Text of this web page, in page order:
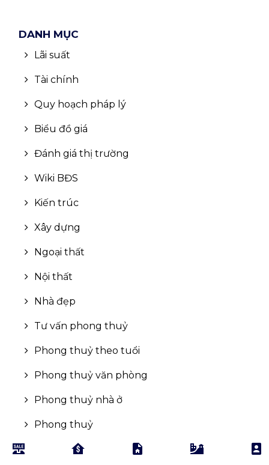
đầu thì bạn hãy cùng Homeseek đi tìm ...
DANH MỤC
Lãi suất
Tài chính
Quy hoạch pháp lý
Biểu đồ giá
Đánh giá thị trường
Wiki BĐS
Kiến trúc
Xây dựng
Ngoại thất
Nội thất
Nhà đẹp
Tư vấn phong thuỷ
Phong thuỷ theo tuổi
Phong thuỷ văn phòng
Phong thuỷ nhà ở
Phong thuỷ
Quy hoạch